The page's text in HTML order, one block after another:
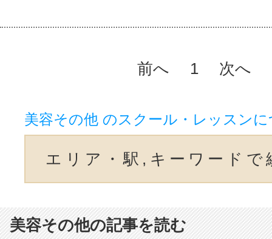
前へ 1 次へ
美容その他 のスクール・レッスン
エリア・駅,キーワードで
美容その他の記事を読む